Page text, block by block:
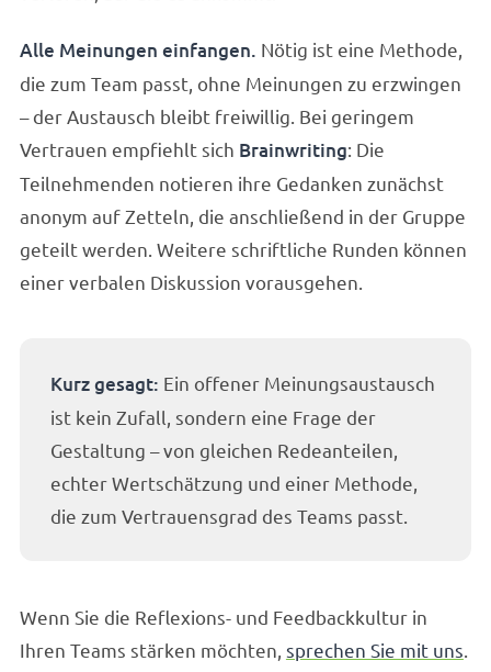
Alle Meinungen einfangen. Nötig ist eine Methode,
die zum Team passt, ohne Meinungen zu erzwingen
– der Austausch bleibt freiwillig. Bei geringem
Vertrauen empfiehlt sich Brainwriting: Die
Teilnehmenden notieren ihre Gedanken zunächst
anonym auf Zetteln, die anschließend in der Gruppe
geteilt werden. Weitere schriftliche Runden können
einer verbalen Diskussion vorausgehen.
Kurz gesagt: Ein offener Meinungsaustausch
ist kein Zufall, sondern eine Frage der
Gestaltung – von gleichen Redeanteilen,
echter Wertschätzung und einer Methode,
die zum Vertrauensgrad des Teams passt.
Wenn Sie die Reflexions- und Feedbackkultur in
Ihren Teams stärken möchten, sprechen Sie mit uns